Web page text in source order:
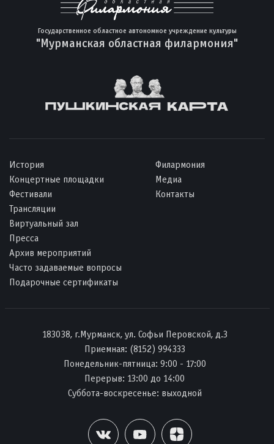
Государственное областное автономное учреждение культуры
"Мурманская областная филармония"
История
Концертные площадки
Фестивали
Трансляции
Виртуальный зал
Пресса
Архив мероприятий
Часто задаваемые вопросы
Подарочные сертификаты
Филармония
Медиа
Контакты
183038, г.Мурманск, ул. Софьи Перовской, д.3
Приемная: (8152) 994333
Понедельник-пятница: 9:00 - 17:00
Перерыв: 13:00 до 14:00
Суббота-воскресенье: выходной